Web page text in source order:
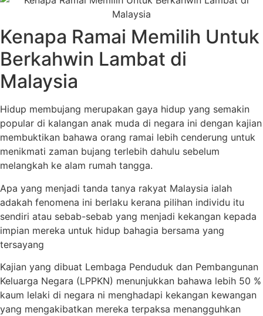
Kenapa Ramai Memilih Untuk
Berkahwin Lambat di
Malaysia
Hidup membujang merupakan gaya hidup yang semakin
popular di kalangan anak muda di negara ini dengan kajian
membuktikan bahawa orang ramai lebih cenderung untuk
menikmati zaman bujang terlebih dahulu sebelum
melangkah ke alam rumah tangga.
Apa yang menjadi tanda tanya rakyat Malaysia ialah
adakah fenomena ini berlaku kerana pilihan individu itu
sendiri atau sebab-sebab yang menjadi kekangan kepada
impian mereka untuk hidup bahagia bersama yang
tersayang
Kajian yang dibuat Lembaga Penduduk dan Pembangunan
Keluarga Negara (LPPKN) menunjukkan bahawa lebih 50 %
kaum lelaki di negara ni menghadapi kekangan kewangan
yang mengakibatkan mereka terpaksa menangguhkan